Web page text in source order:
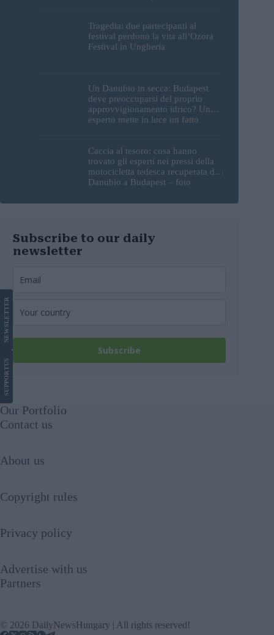
Tragedia: due partecipanti al
festival perdono la vita all’Ozora
Festival in Ungheria
Un Danubio in secca: Budapest
deve preoccuparsi del proprio
approvvigionamento idrico? Un
esperto mette in luce un fatto
Caccia al tesoro: cosa hanno
trovato gli esperti nei pressi della
motocicletta tedesca recuperata dal
Danubio a Budapest – foto
Subscribe to our daily
newsletter
Subscribe
SUPPORT
US
NEWS
LETTER
Our Portfolio
Contact us
About us
Copyright rules
Privacy policy
Advertise with us
Partners
© 2026 DailyNewsHungary | All rights reserved!